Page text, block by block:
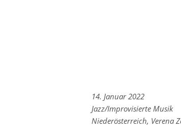
14. Januar 2022
Links
zu
Jazz/Improvisierte Musik
Links
Niederösterreich, Verena